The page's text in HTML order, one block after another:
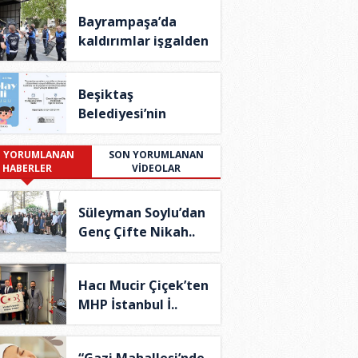
Bayrampaşa’da
kaldırımlar işgalden
..
Beşiktaş
Belediyesi’nin
Theraplay T..
YORUMLANAN
HABERLER
SON YORUMLANAN
VİDEOLAR
Süleyman Soylu’dan
Genç Çifte Nikah..
Hacı Mucir Çiçek’ten
MHP İstanbul İ..